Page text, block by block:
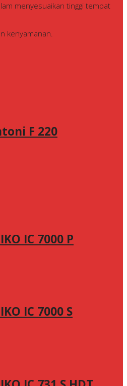
menyesuaikan tinggi tempat
kenyamanan.
F 220
IC 7000 P
IC 7000 S